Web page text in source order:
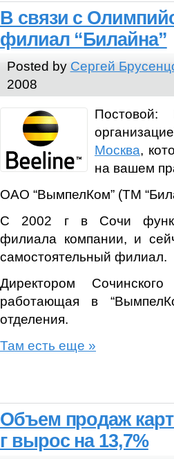
В связи с
филиал “Билайна”
Posted by Сергей
2008
Москва,
на вашем
ОАО “ВымпелКом” (ТМ
С 2002 г в Сочи
филиала компании, и
самостоятельный филиал.
Директором
работающая в
отделения.
Там есть еще »
Объем продаж
г вырос на 13,7%